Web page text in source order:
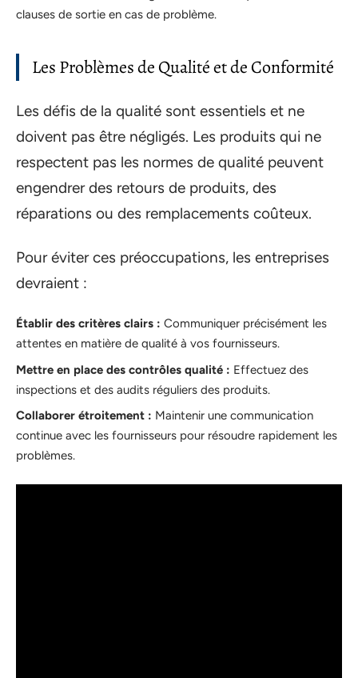
clauses de sortie en cas de problème.
Les Problèmes de Qualité et de Conformité
Les défis de la qualité sont essentiels et ne
doivent pas être négligés. Les produits qui ne
respectent pas les normes de qualité peuvent
engendrer des retours de produits, des
réparations ou des remplacements coûteux.
Pour éviter ces préoccupations, les entreprises
devraient :
Établir des critères clairs : Communiquer précisément les
attentes en matière de qualité à vos fournisseurs.
Mettre en place des contrôles qualité : Effectuez des
inspections et des audits réguliers des produits.
Collaborer étroitement : Maintenir une communication
continue avec les fournisseurs pour résoudre rapidement les
problèmes.